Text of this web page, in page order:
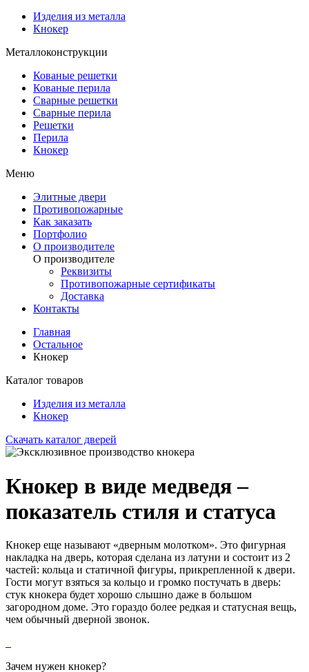
Изделия из металла
Кнокер
Металлоконструкции
Кованые решетки
Кованые перила
Сварные решетки
Сварные перила
Решетки
Перила
Кнокер
Меню
Элитные двери
Противопожарные
Как заказать
Портфолио
О производителе
О производителе
Реквизиты
Противопожарные сертификаты
Доставка
Контакты
Главная
Остальное
Кнокер
Каталог товаров
Изделия из металла
Кнокер
Скачать каталог дверей
Кнокер в виде медведя –
показатель стиля и статуса
Кнокер еще называют «дверным молотком». Это фигурная
накладка на дверь, которая сделана из латуни и состоит из 2
частей: кольца и статичной фигуры, прикрепленной к двери.
Гости могут взяться за кольцо и громко постучать в дверь:
стук кнокера будет хорошо слышно даже в большом
загородном доме. Это гораздо более редкая и статусная вещь,
чем обычный дверной звонок.
Зачем нужен кнокер?